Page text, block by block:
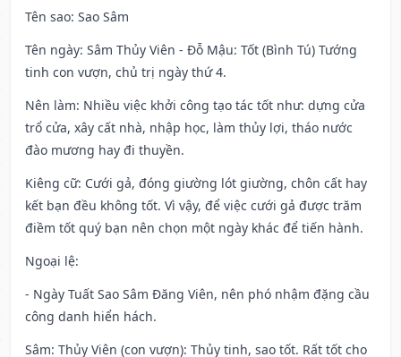
Tên sao: Sao Sâm
Tên ngày: Sâm Thủy Viên - Đỗ Mậu: Tốt (Bình Tú) Tướng
tinh con vượn, chủ trị ngày thứ 4.
Nên làm: Nhiều việc khởi công tạo tác tốt như: dựng cửa
trổ cửa, xây cất nhà, nhập học, làm thủy lợi, tháo nước
đào mương hay đi thuyền.
Kiêng cữ: Cưới gả, đóng giường lót giường, chôn cất hay
kết bạn đều không tốt. Vì vậy, để việc cưới gả được trăm
điềm tốt quý bạn nên chọn một ngày khác để tiến hành.
Ngoại lệ:
- Ngày Tuất Sao Sâm Đăng Viên, nên phó nhậm đặng cầu
công danh hiển hách.
Sâm: Thủy Viên (con vượn): Thủy tinh, sao tốt. Rất tốt cho